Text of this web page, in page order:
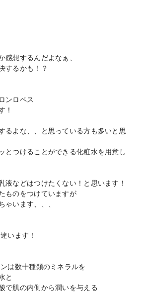
感想するんだよなぁ、
するかも！？
ンロペス
！
るよな、、と思っている方も多いと思
とつけることができる化粧水を用意し
液などはつけたくない！と思います！
ものをつけていますが
ゃいます、、、
います！
は数十種類のミネラルを
と
で肌の内側から潤いを与える